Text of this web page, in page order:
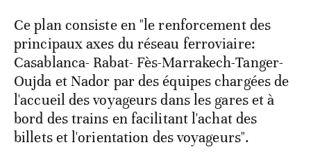
Ce plan consiste en "le renforcement des
principaux axes du réseau ferroviaire:
Casablanca- Rabat- Fès-Marrakech-Tanger-
Oujda et Nador par des équipes chargées de
l'accueil des voyageurs dans les gares et à
bord des trains en facilitant l'achat des
billets et l'orientation des voyageurs".